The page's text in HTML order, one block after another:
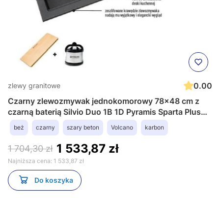
zlewy granitowe
0.00
Czarny zlewozmywak jednokomorowy 78x48 cm z
czarną baterią Silvio Duo 1B 1D Pyramis Sparta Plus
Lux 070083701St lewy
beż czarny szary beton Volcano karbon
1 704,30 zł 1 533,87 zł
Najniższa cena: 1 533,87 zł
Do koszyka